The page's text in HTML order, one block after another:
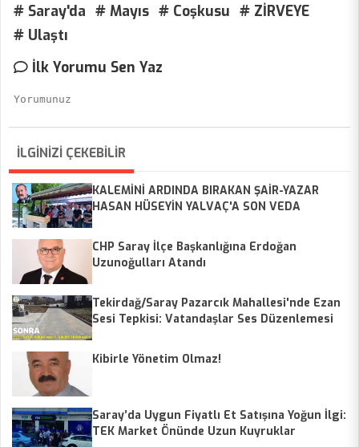
# Saray'da # Mayıs # Coşkusu # ZİRVEYE
# Ulaştı
İlk Yorumu Sen Yaz
İLGİNİZİ ÇEKEBİLİR
KALEMİNİ ARDINDA BIRAKAN ŞAİR-YAZAR
HASAN HÜSEYİN YALVAÇ'A SON VEDA
CHP Saray İlçe Başkanlığına Erdoğan
Uzunoğulları Atandı
Tekirdağ/Saray Pazarcık Mahallesi'nde Ezan
Sesi Tepkisi: Vatandaşlar Ses Düzenlemesi
Kibirle Yönetim Olmaz!
Saray’da Uygun Fiyatlı Et Satışına Yoğun İlgi:
TEK Market Önünde Uzun Kuyruklar